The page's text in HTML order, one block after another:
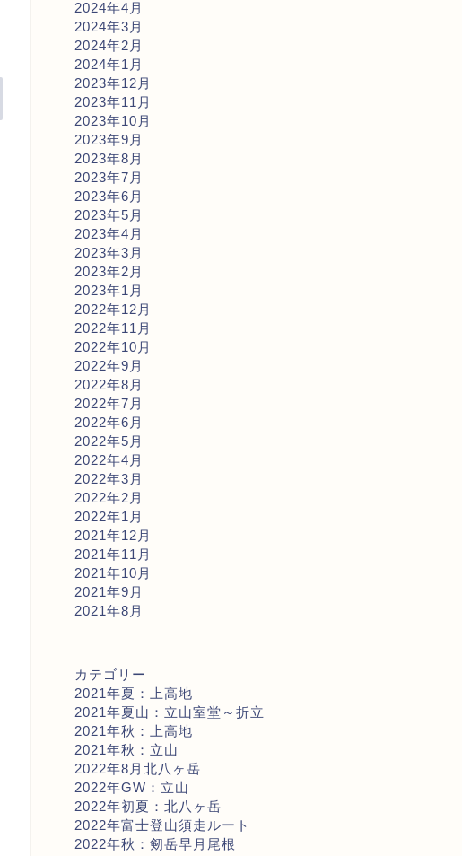
2024年4月
2024年3月
2024年2月
2024年1月
2023年12月
2023年11月
2023年10月
2023年9月
2023年8月
2023年7月
2023年6月
2023年5月
2023年4月
2023年3月
2023年2月
2023年1月
2022年12月
2022年11月
2022年10月
2022年9月
2022年8月
2022年7月
2022年6月
2022年5月
2022年4月
2022年3月
2022年2月
2022年1月
2021年12月
2021年11月
2021年10月
2021年9月
2021年8月
カテゴリー
2021年夏：上高地
2021年夏山：立山室堂～折立
2021年秋：上高地
2021年秋：立山
2022年8月北八ヶ岳
2022年GW：立山
2022年初夏：北八ヶ岳
2022年富士登山須走ルート
2022年秋：剱岳早月尾根